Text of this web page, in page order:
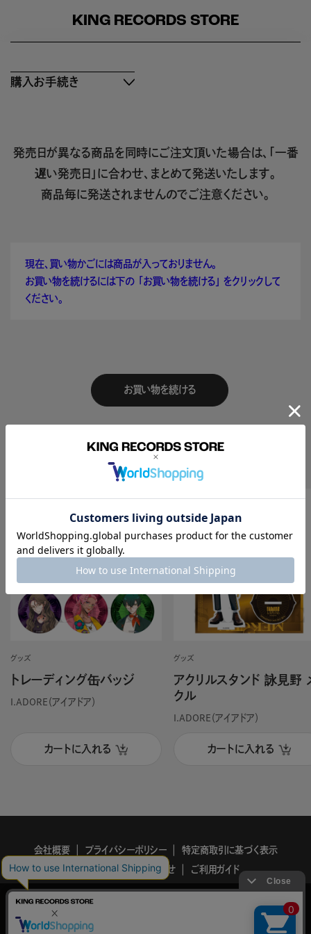
KING RECORDS STORE
購入お手続き
発売日が異なる商品を同時にご注文頂いた場合は、「一番
遅い発売日」に合わせ、まとめて発送いたします。
商品毎に発送されませんのでご注意ください。
現在、買い物かごには商品が入っておりません。
お買い物を続けるには下の 「お買い物を続ける」 をクリックして
ください。
お買い物を続ける
グッズ
トレーディング缶バッジ
I.ADORE（アイアドア）
カートに入れる
グッズ
アクリルスタンド 詠見野
クル
I.ADORE（アイアドア）
カートに入れる
会社概要 プライバシーポリシー
特定商取引に基づく表示
利用規約
お問い合わせ ご利用ガイド
KING
RECORDS
このサイトでは、サイトの利便性向上を目的に、Cookieを使用していま
す。